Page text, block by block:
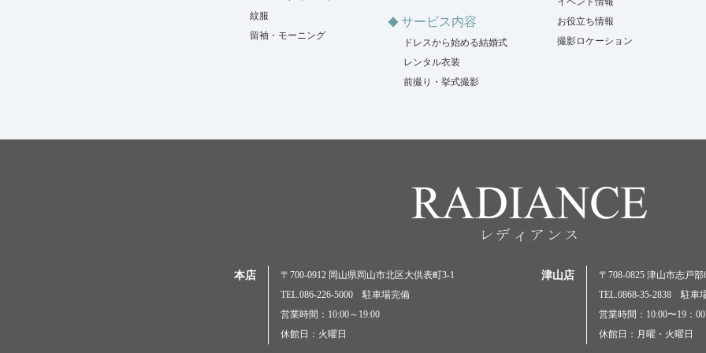
紋服
留袖・モーニング
サービス内容
ドレスから始める結婚式
レンタル衣装
前撮り・挙式撮影
お役立ち情報
撮影ロケーション
本店
〒700-0912 岡山県岡山市北区大供表町3-1
TEL.086-226-5000 駐車場完備
営業時間：10:00～19:00
休館日：火曜日
津山店
〒708-0825 津山市志戸部
TEL.0868-35-2838 駐車
営業時間：10:00〜19：00
休館日：月曜・火曜日